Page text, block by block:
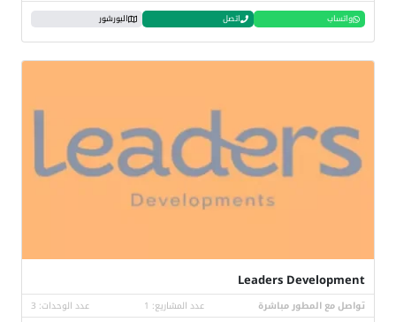
واتساب اتصل البورشور
Leaders Development
تواصل مع المطور مباشرة عدد المشاريع: 1 عدد الوحدات: 3